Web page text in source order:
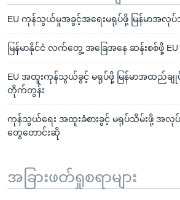
EU ကုန်သွယ်မှုအခွင့်အရေးမရုပ်ဖို့ မြန်မာအလု
မြန်မာနိုင်ငံ လက်တွေ့ အခြေအနေ ဆန်းစစ်ဖို့
EU အထူးကုန်သွယ်ခွင့် မရုပ်ဖို့ မြန်မာအထည်ချုပ်
တိုက်တွန်း
ကုန်သွယ်ရေး အထူးခံစားခွင့် မရုပ်သိမ်းဖို့ အလုပ်
တွေတောင်းဆို
အခြားဖတ်ရှုစရာများ